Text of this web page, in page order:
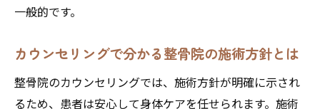
一般的です。
カウンセリングで分かる整骨院の施術方針とは
整骨院のカウンセリングでは、施術方針が明確に示され
るため、患者は安心して身体ケアを任せられます。施術